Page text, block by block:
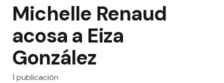
Michelle Renaud
acosa a Eiza
González
1 publicación